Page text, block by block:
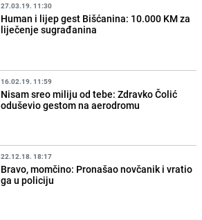
27.03.19. 11:30
Human i lijep gest Bišćanina: 10.000 KM za
liječenje sugrađanina
16.02.19. 11:59
Nisam sreo miliju od tebe: Zdravko Čolić
oduševio gestom na aerodromu
22.12.18. 18:17
Bravo, momčino: Pronašao novčanik i vratio
ga u policiju